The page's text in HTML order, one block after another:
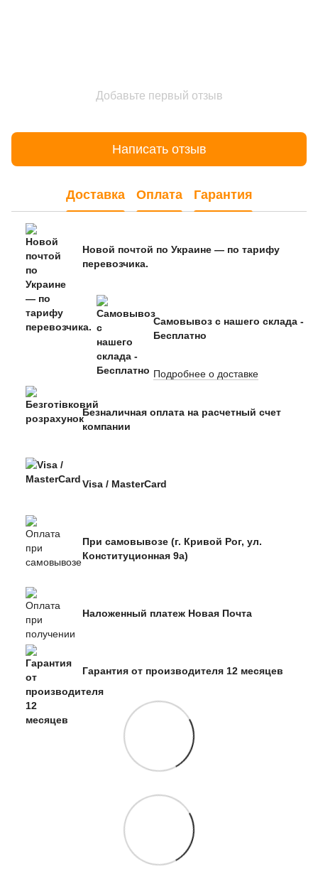
Добавьте первый отзыв
Написать отзыв
Доставка Оплата Гарантия
Новой почтой по Украине — по тарифу
перевозчика.
Самовывоз с нашего склада -
Бесплатно
Подробнее о доставке
Безналичная оплата на расчетный счет
компании
Visa / MasterCard
При самовывозе (г. Кривой Рог, ул.
Конституционная 9а)
Наложенный платеж Новая Почта
Гарантия от производителя 12 месяцев